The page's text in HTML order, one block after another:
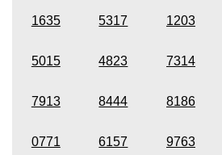
1635 5317 1203
5015 4823 7314
7913 8444 8186
0771 6157 9763